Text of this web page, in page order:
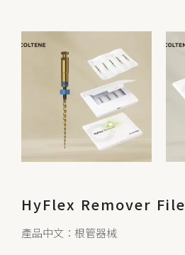
HyFlex Remover File
產品中文：根管器械